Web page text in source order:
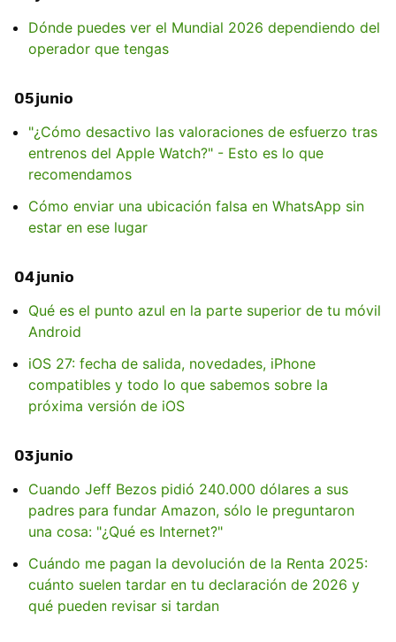
Dónde puedes ver el Mundial 2026 dependiendo del
operador que tengas
05 junio
"¿Cómo desactivo las valoraciones de esfuerzo tras
entrenos del Apple Watch?" - Esto es lo que
recomendamos
Cómo enviar una ubicación falsa en WhatsApp sin
estar en ese lugar
04 junio
Qué es el punto azul en la parte superior de tu móvil
Android
iOS 27: fecha de salida, novedades, iPhone
compatibles y todo lo que sabemos sobre la
próxima versión de iOS
03 junio
Cuando Jeff Bezos pidió 240.000 dólares a sus
padres para fundar Amazon, sólo le preguntaron
una cosa: "¿Qué es Internet?"
Cuándo me pagan la devolución de la Renta 2025:
cuánto suelen tardar en tu declaración de 2026 y
qué pueden revisar si tardan